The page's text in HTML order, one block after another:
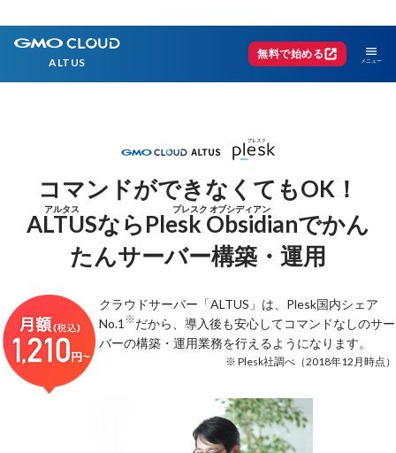
ALTUS
無料で始めるopen_in_new menu
コマンドができなくてもOK！
ALTUS
アルタス
ならPlesk Obsidian
プレスク オブシディアン
でかん
たんサーバー構築・運用
クラウドサーバー「ALTUS」は、Plesk国内シェア
No.1 ※だから、導入後も安心してコマンドなしのサー
バーの構築・運用業務を行えるようになります。
※ Plesk社調べ（2018年12月時点）